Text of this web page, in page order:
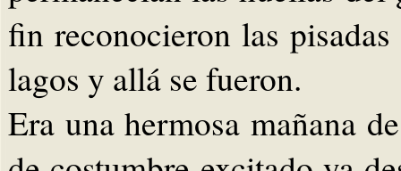
fin reconocieron las
lagos y allá se fueron.
Era una hermosa mañana